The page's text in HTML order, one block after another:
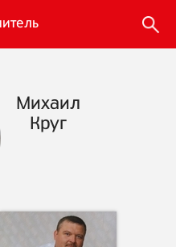
Михаил
Круг